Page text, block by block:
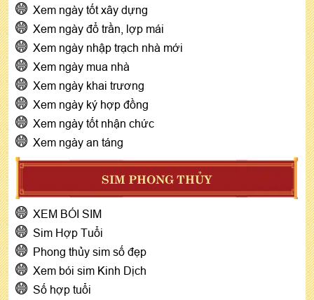
Xem ngày tốt xây dựng
Xem ngày đổ trần, lợp mái
Xem ngày nhập trạch nhà mới
Xem ngày mua nhà
Xem ngày khai trương
Xem ngày ký hợp đồng
Xem ngày tốt nhận chức
Xem ngày an táng
SIM PHONG THỦY
XEM BÓI SIM
Sim Hợp Tuổi
Phong thủy sim số đẹp
Xem bói sim Kinh Dịch
Số hợp tuổi